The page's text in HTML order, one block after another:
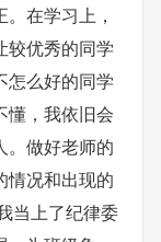
在学习上，
较优秀的同学
怎么好的同学
懂，我依旧会
。做好老师的
情况和出现的
当上了纪律委